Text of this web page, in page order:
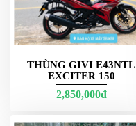
XE
PHỤ
KIỆN
155
GIVI
THÙNG GIVI E43NTL
EXCITER 150
2,850,000đ